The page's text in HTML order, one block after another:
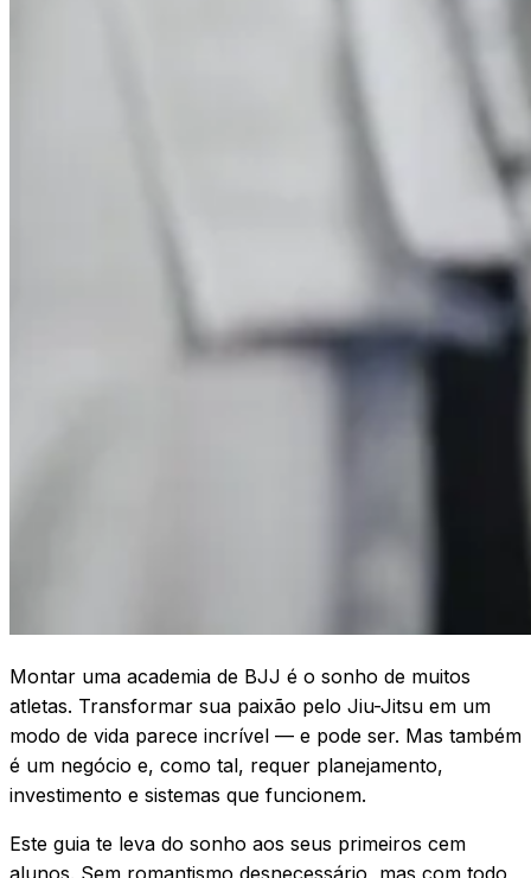
Montar uma academia de BJJ é o sonho de muitos
atletas. Transformar sua paixão pelo Jiu-Jitsu em um
modo de vida parece incrível — e pode ser. Mas também
é um negócio e, como tal, requer planejamento,
investimento e sistemas que funcionem.
Este guia te leva do sonho aos seus primeiros cem
alunos. Sem romantismo desnecessário, mas com todo